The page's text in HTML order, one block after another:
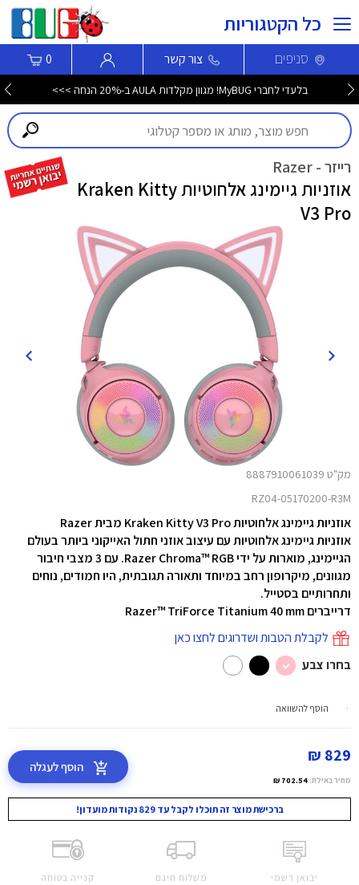
כל הקטגוריות
סניפים צור קשר 0
בלעדי לחברי MyBUG! מגוון מקלדות AULA ב-20% הנחה >>>
רייזר - Razer
אוזניות גיימינג אלחוטיות Kraken Kitty
V3 Pro
מק"ט 8887910061039
RZ04-05170200-R3M
אוזניות גיימינג אלחוטיות Kraken Kitty V3 Pro מבית Razer
אוזניות גיימינג אלחוטיות עם עיצוב אוזני חתול האייקוני ביותר בעולם
הגיימינג, מוארות על ידי Razer Chroma™ RGB. עם 3 מצבי חיבור
מגוונים, מיקרופון רחב במיוחד ותאורה תגובתית, היו חמודים, נוחים
ותחרותיים בסטייל.
דרייברים Razer™ TriForce Titanium 40 mm
לקבלת הטבות ושדרוגים לחצו כאן
בחרו צבע
הוסף להשוואה
829 ₪
מחיר באילת: 702.54 ₪
הוסף לעגלה
ברכישת מוצר זה תוכלו לקבל עד 829 נקודות מועדון!
יבואן רשמי משלוח חינם קנייה בטוחה